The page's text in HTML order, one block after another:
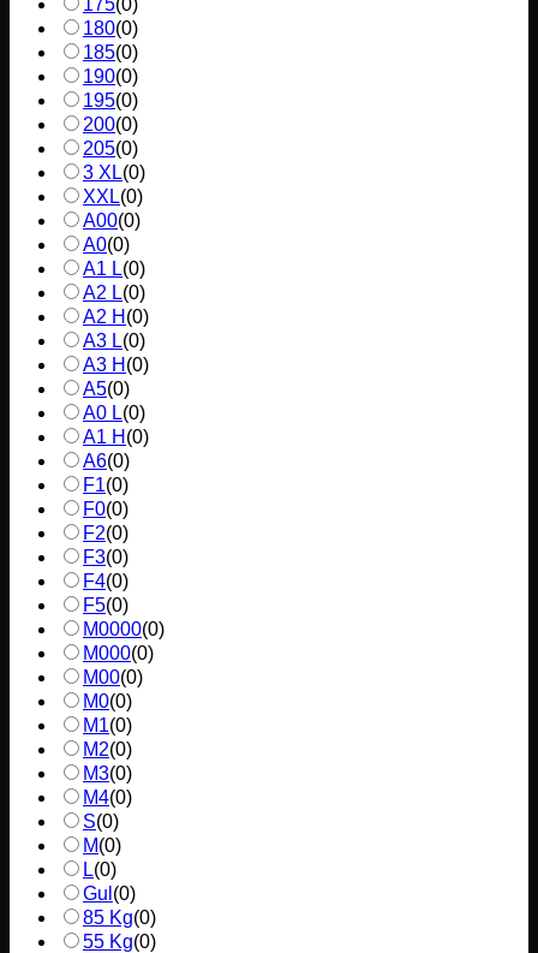
180(0)
185(0)
190(0)
195(0)
200(0)
205(0)
3 XL(0)
XXL(0)
A00(0)
A0(0)
A1 L(0)
A2 L(0)
A2 H (0)
A3 L(0)
A3 H (0)
A5(0)
A0 L(0)
A1 H (0)
A6(0)
F1(0)
F0(0)
F2(0)
F3(0)
F4(0)
F5(0)
M0000(0)
M000(0)
M00(0)
M0(0)
M1(0)
M2(0)
M3(0)
M4(0)
S(0)
M(0)
L(0)
Gul (0)
85 Kg(0)
55 Kg(0)